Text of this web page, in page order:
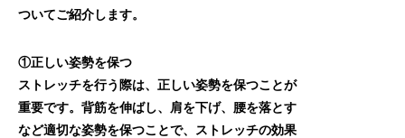
利用者の声
ついてご紹介します。
①正しい姿勢を保つ
ストレッチを行う際は、正しい姿勢を保つことが
重要です。背筋を伸ばし、肩を下げ、腰を落とす
など適切な姿勢を保つことで、ストレッチの効果